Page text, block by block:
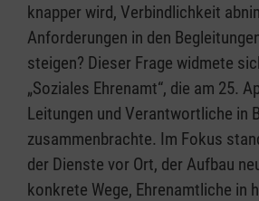
knapper wird, Verbindlichkeit
Anforderungen in den
steigen? Dieser Frage widmete
„Soziales Ehrenamt“, die am 25.
Leitungen und Verantwortliche in
zusammenbrachte. Im Fokus
der Dienste vor Ort, der Aufbau
konkrete Wege, Ehrenamtliche in